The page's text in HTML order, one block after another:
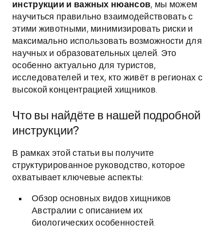
инструкции и важных нюансов, мы можем
научиться правильно взаимодействовать с
этими животными, минимизировать риски и
максимально использовать возможности для
научных и образовательных целей. Это
особенно актуально для туристов,
исследователей и тех, кто живёт в регионах с
высокой концентрацией хищников.
Что вы найдёте в нашей подробной
инструкции?
В рамках этой статьи вы получите
структурированное руководство, которое
охватывает ключевые аспекты:
Обзор основных видов хищников
Австралии с описанием их
биологических особенностей.